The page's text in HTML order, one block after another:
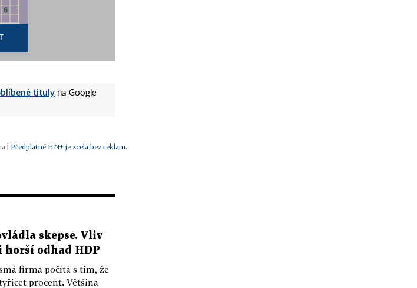
tituly na Google
| Předplatné HN+ je zcela bez reklam.
skepse. Vliv
horší odhad HDP
firma počítá s tím, že
procent. Většina